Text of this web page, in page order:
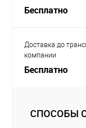
Бесплатно
Доставка до
компании
Бесплатно
СПОСОБЫ